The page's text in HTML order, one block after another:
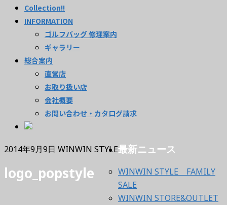
Collection!!
INFORMATION
ゴルフバッグ 修理案内
ギャラリー
総合案内
直営店
お取り扱い店
会社概要
お問い合わせ・カタログ請求
2014年9月9日 WINWIN STYLE
logo_popstyle
最新ニュース
WINWIN STYLE FAMILY
SALE
WINWIN STORE&OUTLET